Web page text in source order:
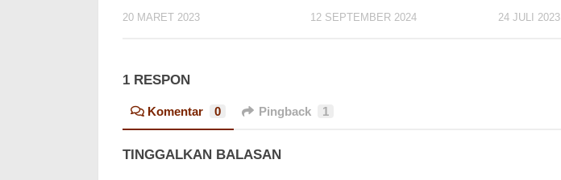
20 MARET 2023 12 SEPTEMBER 2024 24 JULI 2023
1 RESPON
Komentar 0 Pingback 1
TINGGALKAN BALASAN